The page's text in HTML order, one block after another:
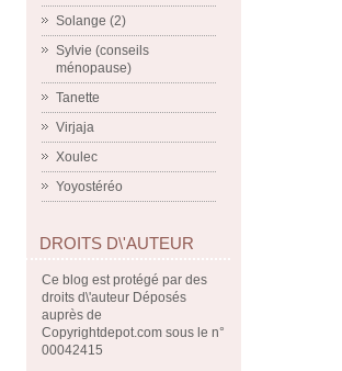
Solange (2)
Sylvie (conseils
ménopause)
Tanette
Virjaja
Xoulec
Yoyostéréo
DROITS D\'AUTEUR
Ce blog est protégé par des
droits d\'auteur Déposés
auprès de
Copyrightdepot.com sous le n°
00042415